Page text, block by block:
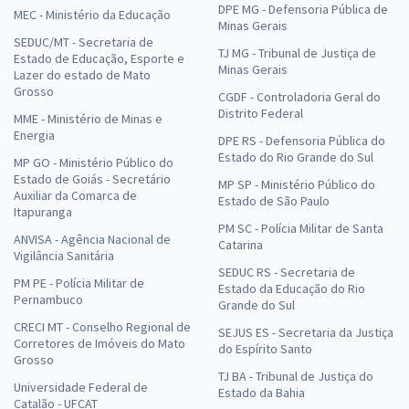
MEC - Ministério da Educação
SEDUC/MT - Secretaria de
Estado de Educação, Esporte e
Lazer do estado de Mato
Grosso
MME - Ministério de Minas e
Energia
MP GO - Ministério Público do
Estado de Goiás - Secretário
Auxiliar da Comarca de
Itapuranga
ANVISA - Agência Nacional de
Vigilância Sanitária
PM PE - Polícia Militar de
Pernambuco
CRECI MT - Conselho Regional de
Corretores de Imóveis do Mato
Grosso
Universidade Federal de
Catalão - UFCAT
DPE MG - Defensoria Pública de
Minas Gerais
TJ MG - Tribunal de Justiça de
Minas Gerais
CGDF - Controladoria Geral do
Distrito Federal
DPE RS - Defensoria Pública do
Estado do Rio Grande do Sul
MP SP - Ministério Público do
Estado de São Paulo
PM SC - Polícia Militar de Santa
Catarina
SEDUC RS - Secretaria de
Estado da Educação do Rio
Grande do Sul
SEJUS ES - Secretaria da Justiça
do Espírito Santo
TJ BA - Tribunal de Justiça do
Estado da Bahia